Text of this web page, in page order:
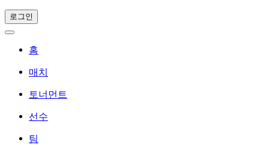
로그인
홈
매치
토너먼트
선수
팀